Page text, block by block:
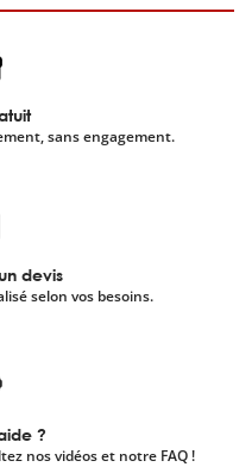
sans engagement.
devis
selon vos besoins.
?
nos vidéos et notre FAQ !